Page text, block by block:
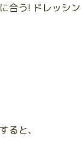
合う! ドレッシン
ると、